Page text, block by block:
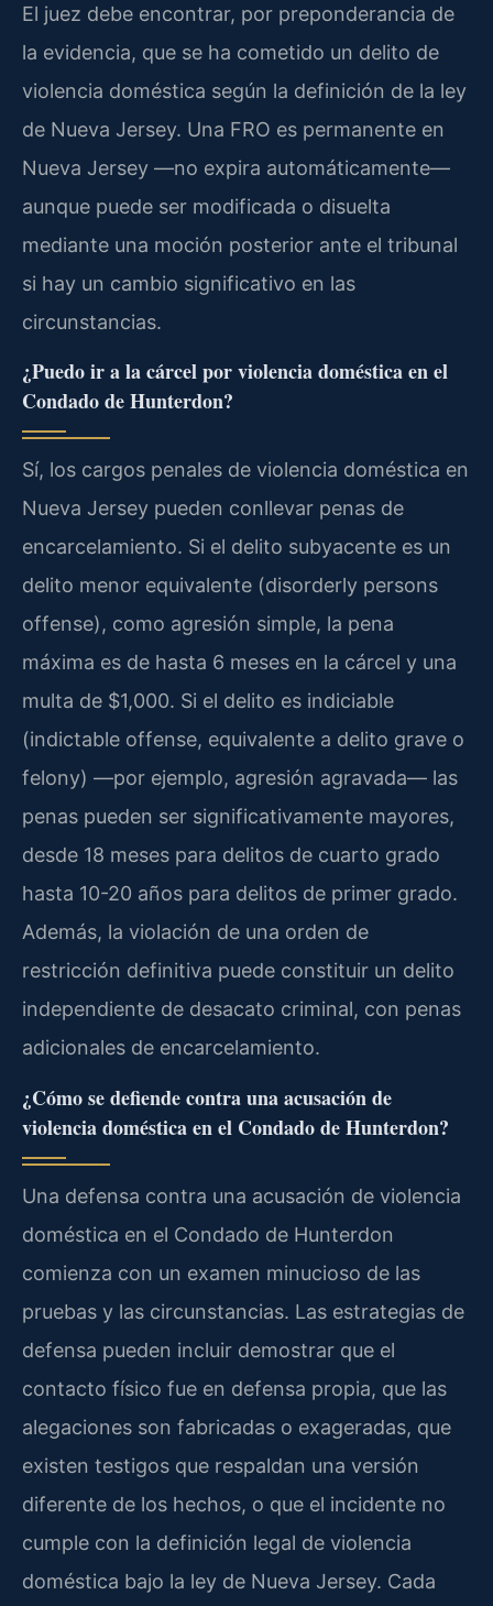
El juez debe encontrar, por preponderancia de
la evidencia, que se ha cometido un delito de
violencia doméstica según la definición de la ley
de Nueva Jersey. Una FRO es permanente en
Nueva Jersey —no expira automáticamente—
aunque puede ser modificada o disuelta
mediante una moción posterior ante el tribunal
si hay un cambio significativo en las
circunstancias.
¿Puedo ir a la cárcel por violencia doméstica en el
Condado de Hunterdon?
Sí, los cargos penales de violencia doméstica en
Nueva Jersey pueden conllevar penas de
encarcelamiento. Si el delito subyacente es un
delito menor equivalente (disorderly persons
offense), como agresión simple, la pena
máxima es de hasta 6 meses en la cárcel y una
multa de $1,000. Si el delito es indiciable
(indictable offense, equivalente a delito grave o
felony) —por ejemplo, agresión agravada— las
penas pueden ser significativamente mayores,
desde 18 meses para delitos de cuarto grado
hasta 10-20 años para delitos de primer grado.
Además, la violación de una orden de
restricción definitiva puede constituir un delito
independiente de desacato criminal, con penas
adicionales de encarcelamiento.
¿Cómo se defiende contra una acusación de
violencia doméstica en el Condado de Hunterdon?
Una defensa contra una acusación de violencia
doméstica en el Condado de Hunterdon
comienza con un examen minucioso de las
pruebas y las circunstancias. Las estrategias de
defensa pueden incluir demostrar que el
contacto físico fue en defensa propia, que las
alegaciones son fabricadas o exageradas, que
existen testigos que respaldan una versión
diferente de los hechos, o que el incidente no
cumple con la definición legal de violencia
doméstica bajo la ley de Nueva Jersey. Cada